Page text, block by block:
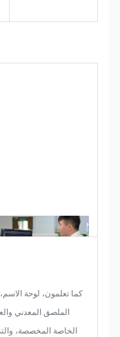
والبيئات الصناعية.
كما تعلمون، لوحة الاسم،
الملصق المعدني والعلامة
الخاصة المخصصة، والتي هي